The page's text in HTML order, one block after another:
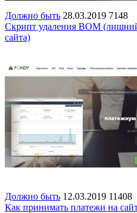
Должно быть 28.03.2019 7148
Скрипт удаления BOM
сайта)
Должно быть 12.03.2019 11408
Как принимать платежи на